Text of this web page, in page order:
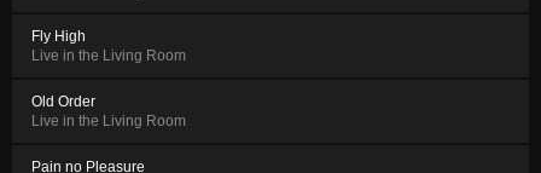
Fly High
Live in the Living Room
Old Order
Live in the Living Room
Pain no Pleasure